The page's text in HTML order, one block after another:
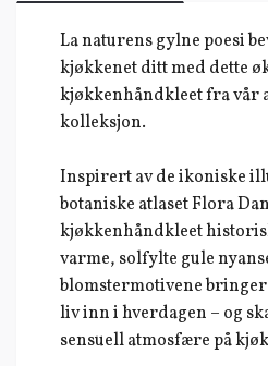
La naturens gylne poesi
kjøkkenet ditt med dette
kjøkkenhåndkleet fra vår
kolleksjon.
Inspirert av de ikoniske
botaniske atlaset Flora
kjøkkenhåndkleet
varme, solfylte gule
blomstermotivene bringer
liv inn i hverdagen – og
sensuell atmosfære på